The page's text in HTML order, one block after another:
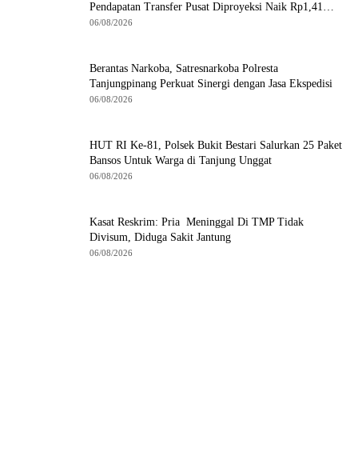
Pendapatan Transfer Pusat Diproyeksi Naik Rp1,41
Miliar
06/08/2026
Berantas Narkoba, Satresnarkoba Polresta
Tanjungpinang Perkuat Sinergi dengan Jasa Ekspedisi
06/08/2026
HUT RI Ke-81, Polsek Bukit Bestari Salurkan 25 Paket
Bansos Untuk Warga di Tanjung Unggat
06/08/2026
Kasat Reskrim: Pria Meninggal Di TMP Tidak
Divisum, Diduga Sakit Jantung
06/08/2026